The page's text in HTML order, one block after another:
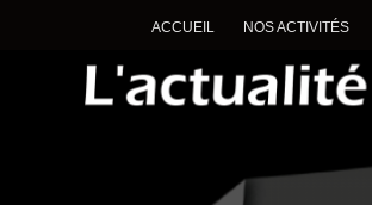
ACCUEIL NOS ACTIVITÉS